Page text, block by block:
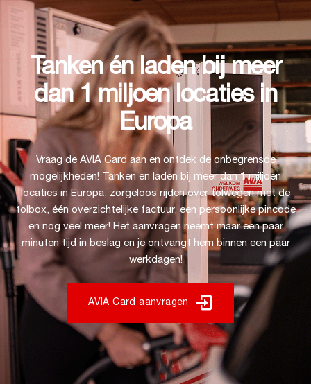
Tanken én laden bij meer
dan 1 miljoen locaties in
Europa
Vraag de AVIA Card aan en ontdek de onbegrensde
mogelijkheden! Tanken en laden bij meer dan 1 miljoen
locaties in Europa, zorgeloos rijden over tolwegen met de
tolbox, één overzichtelijke factuur, een persoonlijke pincode
en nog veel meer! Het aanvragen neemt maar een paar
minuten tijd in beslag en je ontvangt hem binnen een paar
werkdagen!
AVIA Card aanvragen